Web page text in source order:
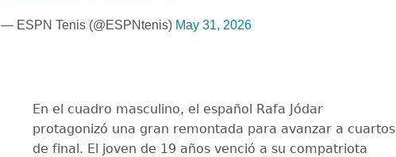
— ESPN Tenis (@ESPNtenis) May 31, 2026
En el cuadro masculino, el español Rafa Jódar
protagonizó una gran remontada para avanzar a cuartos
de final. El joven de 19 años venció a su compatriota